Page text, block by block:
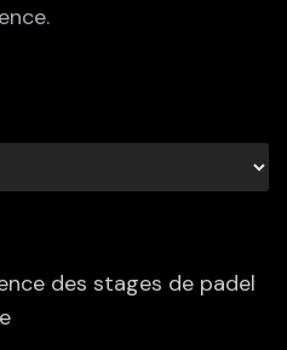
des stages de padel